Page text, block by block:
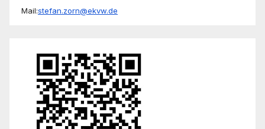
Mail:stefan.zorn@ekvw.de